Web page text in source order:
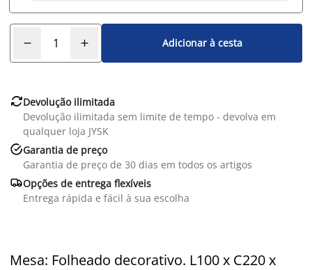
Adicionar à cesta
Devolução ilimitada
Devolução ilimitada sem limite de tempo - devolva em
qualquer loja JYSK
Garantia de preço
Garantia de preço de 30 dias em todos os artigos
Opções de entrega flexíveis
Entrega rápida e fácil à sua escolha
Mesa: Folheado decorativo. L100 x C220 x